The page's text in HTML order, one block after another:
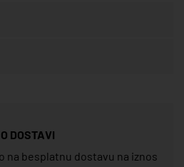
DOSTAVI
na besplatnu dostavu na iznos